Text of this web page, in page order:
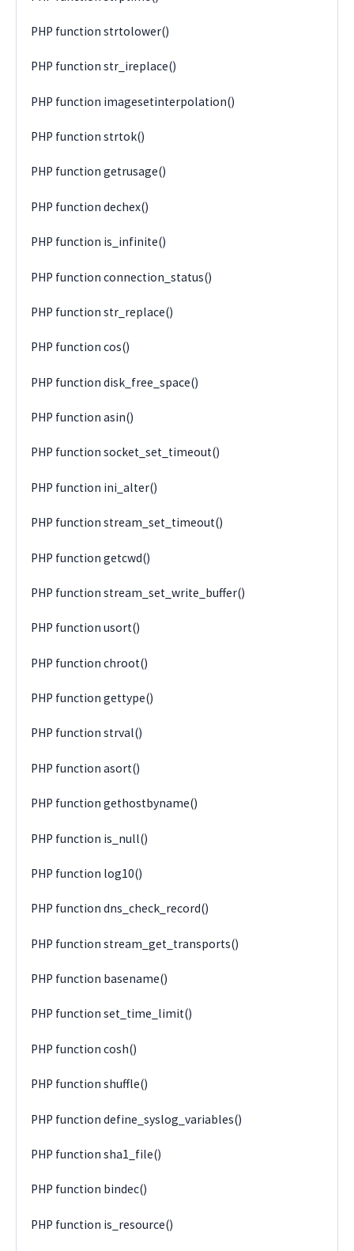
PHP function strtolower()
PHP function str_ireplace()
PHP function imagesetinterpolation()
PHP function strtok()
PHP function getrusage()
PHP function dechex()
PHP function is_infinite()
PHP function connection_status()
PHP function str_replace()
PHP function cos()
PHP function disk_free_space()
PHP function asin()
PHP function socket_set_timeout()
PHP function ini_alter()
PHP function stream_set_timeout()
PHP function getcwd()
PHP function stream_set_write_buffer()
PHP function usort()
PHP function chroot()
PHP function gettype()
PHP function strval()
PHP function asort()
PHP function gethostbyname()
PHP function is_null()
PHP function log10()
PHP function dns_check_record()
PHP function stream_get_transports()
PHP function basename()
PHP function set_time_limit()
PHP function cosh()
PHP function shuffle()
PHP function define_syslog_variables()
PHP function sha1_file()
PHP function bindec()
PHP function is_resource()